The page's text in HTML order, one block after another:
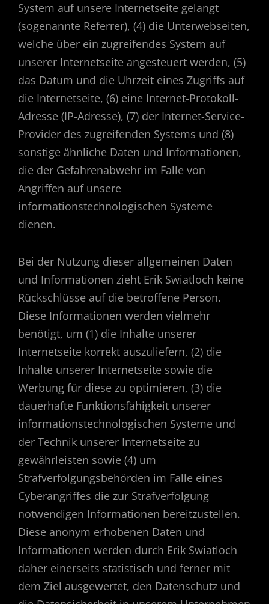
System auf unsere Internetseite gelangt
(sogenannte Referrer), (4) die Unterwebseiten,
welche über ein zugreifendes System auf
unserer Internetseite angesteuert werden, (5)
das Datum und die Uhrzeit eines Zugriffs auf
die Internetseite, (6) eine Internet-Protokoll-
Adresse (IP-Adresse), (7) der Internet-Service-
Provider des zugreifenden Systems und (8)
sonstige ähnliche Daten und Informationen,
die der Gefahrenabwehr im Falle von
Angriffen auf unsere
informationstechnologischen Systeme
dienen.
Bei der Nutzung dieser allgemeinen Daten
und Informationen zieht Erik Swiatloch keine
Rückschlüsse auf die betroffene Person.
Diese Informationen werden vielmehr
benötigt, um (1) die Inhalte unserer
Internetseite korrekt auszuliefern, (2) die
Inhalte unserer Internetseite sowie die
Werbung für diese zu optimieren, (3) die
dauerhafte Funktionsfähigkeit unserer
informationstechnologischen Systeme und
der Technik unserer Internetseite zu
gewährleisten sowie (4) um
Strafverfolgungsbehörden im Falle eines
Cyberangriffes die zur Strafverfolgung
notwendigen Informationen bereitzustellen.
Diese anonym erhobenen Daten und
Informationen werden durch Erik Swiatloch
daher einerseits statistisch und ferner mit
dem Ziel ausgewertet, den Datenschutz und